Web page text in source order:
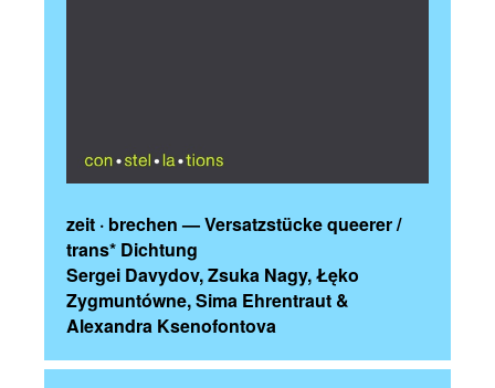
zeit · brechen — Versatzstücke queerer /
trans* Dichtung
Sergei Davydov, Zsuka Nagy, Łęko
Zygmuntówne, Sima Ehrentraut &
Alexandra Ksenofontova